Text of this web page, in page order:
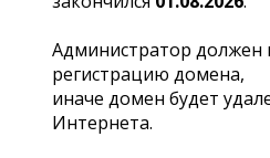
Администратор должен
регистрацию домена,
иначе домен будет
Интернета.